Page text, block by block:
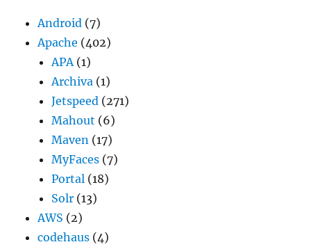
Android (7)
Apache (402)
APA(1)
Archiva (1)
Jetspeed (271)
Mahout (6)
Maven (17)
MyFaces (7)
Portal (18)
Solr (13)
AWS (2)
codehaus (4)